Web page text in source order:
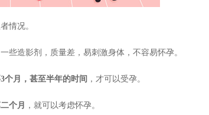
情况。
造影剂，质量差，易刺激身体，不容易怀孕。
个月，甚至半年的时间 ，才可以受孕。
个月 ，就可以考虑怀孕。